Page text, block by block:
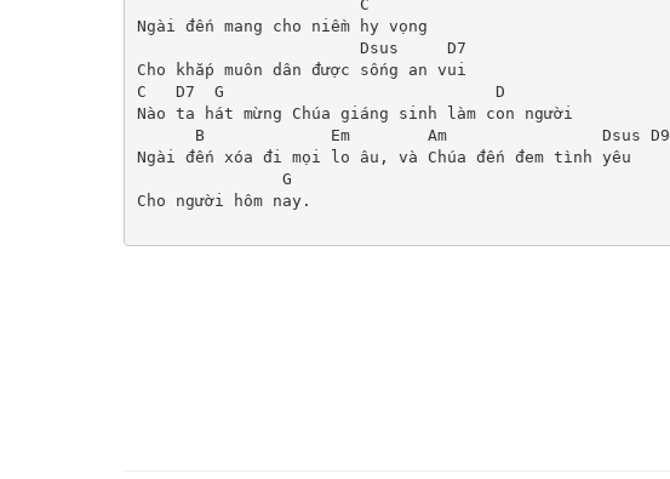
                       C
Ngài đến mang cho niềm hy vọng
                       Dsus     D7
Cho khắp muôn dân được sống an vui
C   D7  G                            D
Nào ta hát mừng Chúa giáng sinh làm con người
      B             Em        Am                Dsus D9
Ngài đến xóa đi mọi lo âu, và Chúa đến đem tình yêu
               G
Cho người hôm nay.